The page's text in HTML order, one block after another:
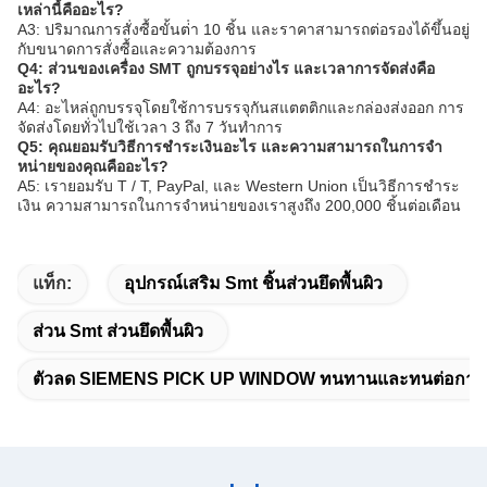
เหล่านี้คืออะไร?
A3: ปริมาณการสั่งซื้อขั้นต่ํา 10 ชิ้น และราคาสามารถต่อรองได้ขึ้นอยู่
กับขนาดการสั่งซื้อและความต้องการ
Q4: ส่วนของเครื่อง SMT ถูกบรรจุอย่างไร และเวลาการจัดส่งคือ
อะไร?
A4: อะไหล่ถูกบรรจุโดยใช้การบรรจุกันสแตตติกและกล่องส่งออก การ
จัดส่งโดยทั่วไปใช้เวลา 3 ถึง 7 วันทําการ
Q5: คุณยอมรับวิธีการชําระเงินอะไร และความสามารถในการจํา
หน่ายของคุณคืออะไร?
A5: เรายอมรับ T / T, PayPal, และ Western Union เป็นวิธีการชําระ
เงิน ความสามารถในการจําหน่ายของเราสูงถึง 200,000 ชิ้นต่อเดือน
แท็ก: อุปกรณ์เสริม Smt ชิ้นส่วนยึดพื้นผิว
ส่วน Smt ส่วนยึดพื้นผิว
ตัวลด SIEMENS PICK UP WINDOW ทนทานและทนต่อกา